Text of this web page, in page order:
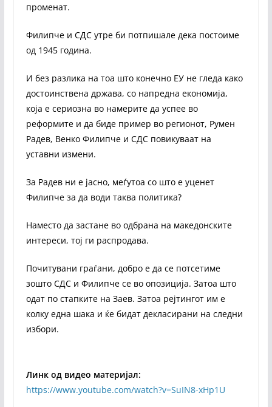
променат.
Филипче и СДС утре би потпишале дека постоиме
од 1945 година.
И без разлика на тоа што конечно ЕУ не гледа како
достоинствена држава, со напредна економија,
која е сериозна во намерите да успее во
реформите и да биде пример во регионот, Румен
Радев, Венко Филипче и СДС повикуваат на
уставни измени.
За Радев ни е јасно, меѓутоа со што е уценет
Филипче за да води таква политика?
Наместо да застане во одбрана на македонските
интереси, тој ги распродава.
Почитувани граѓани, добро е да се потсетиме
зошто СДС и Филипче се во опозиција. Затоа што
одат по стапките на Заев. Затоа рејтингот им е
колку една шака и ќе бидат декласирани на следни
избори.
Линк од видео материјал:
https://www.youtube.com/watch?v=SuIN8-xHp1U